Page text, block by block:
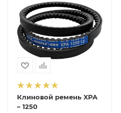
Клиновой ремень XPA
– 1250